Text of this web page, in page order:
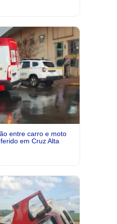
entre carro e moto
em Cruz Alta